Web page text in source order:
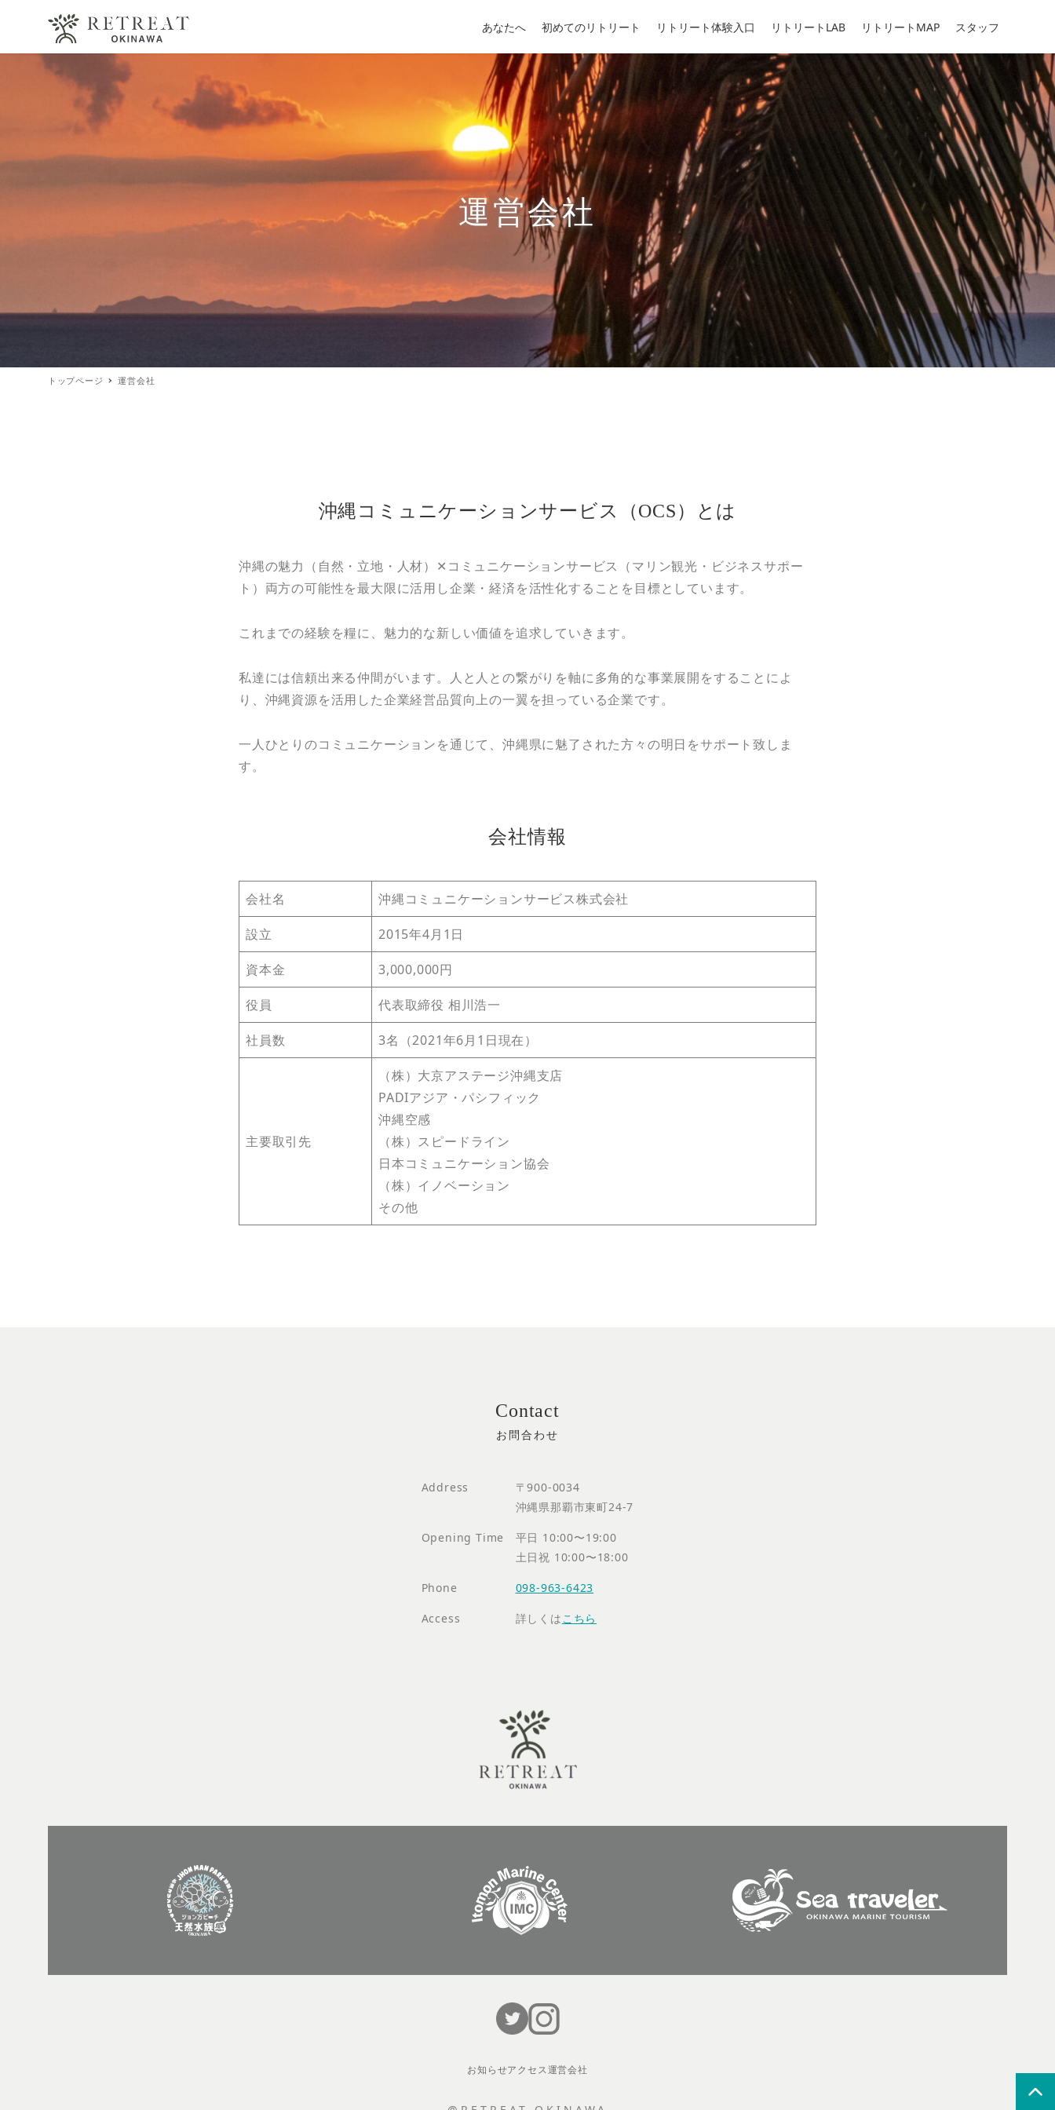
あなたへ 初めてのリトリート リトリート体験入口 リトリートLAB リトリートMAP スタッフ
運営会社
トップページ 運営会社
沖縄コミュニケーションサービス（OCS）とは
沖縄の魅力（自然・立地・人材）✕コミュニケーションサービス（マリン観光・ビジネスサポー
ト）両方の可能性を最大限に活用し企業・経済を活性化することを目標としています。
これまでの経験を糧に、魅力的な新しい価値を追求していきます。​
私達には信頼出来る仲間がいます。人と人との繋がりを軸に多角的な事業展開をすることによ
り、沖縄資源を活用した企業経営品質向上の一翼を担っている企業です。​
一人ひとりのコミュニケーションを通じて、沖縄県に魅了された方々の明日をサポート致しま
す。
会社情報
会社名 沖縄コミュニケーションサービス株式会社
設立 2015年4月1日
資本金 3,000,000円
役員 代表取締役 相川浩一
社員数 3名（2021年6月1日現在）
主要取引先
（株）大京アステージ沖縄支店
PADIアジア・パシフィック
沖縄空感
（株）スピードライン
日本コミュニケーション協会
（株）イノベーション
その他
Contact
Address
〒900-0034
沖縄県那覇市東町24-7
Opening Time
平日 10:00〜19:00
土日祝 10:00〜18:00
Phone 098-963-6423
Access 詳しくはこちら
お知らせアクセス運営会社